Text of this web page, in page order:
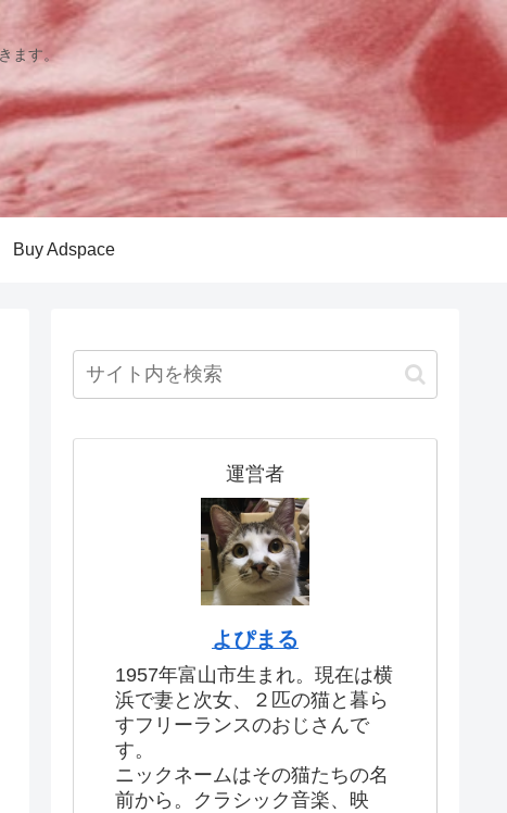
ます。
Buy Adspace
運営者
よぴまる
1957年富山市生まれ。現在は横
浜で妻と次女、２匹の猫と暮ら
すフリーランスのおじさんで
す。
ニックネームはその猫たちの名
前から。クラシック音楽、映